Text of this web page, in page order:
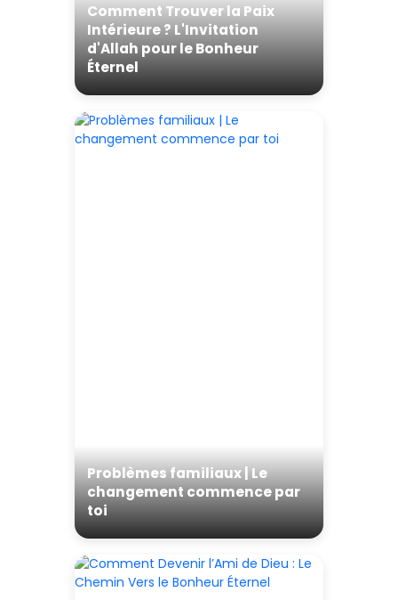
Comment Trouver la Paix
Intérieure ? L'Invitation
d'Allah pour le Bonheur
Éternel
Problèmes familiaux | Le
changement commence par
toi